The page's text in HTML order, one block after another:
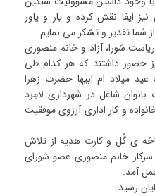
ایفا نقش کرده و یار و یاور
شما تقدیر و تشکر می نمایم.
شورا، آزاد و خانم منصوری
حضور داشتند که هر کدام طی
میلاد ام ابیها حضرت زهرا
شاغل در شهرداری لامِرد
و کار اداری آرزوی موفقیت
ی گُل و کارت هدیه از تلاش
سرکار خانم منصوری عضو شورای
آمد.
رسید.